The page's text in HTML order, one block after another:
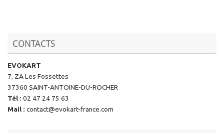
CONTACTS
EVOKART
7, ZA Les Fossettes
37360 SAINT-ANTOINE-DU-ROCHER
Tél : 02 47 24 75 63
Mail : contact@evokart-france.com